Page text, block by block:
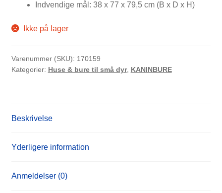
Indvendige mål: 38 x 77 x 79,5 cm (B x D x H)
Ikke på lager
Varenummer (SKU): 170159
Kategorier: Huse & bure til små dyr, KANINBURE
Beskrivelse
Yderligere information
Anmeldelser (0)